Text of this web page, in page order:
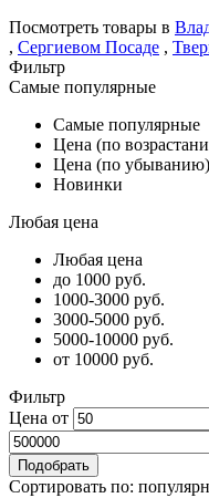
Посмотреть товары в
, Сергиевом Посаде ,
Фильтр
Самые популярные
Самые популярные
Цена (по
Цена (по убыванию)
Новинки
Любая цена
Любая цена
до 1000 руб.
1000-3000 руб.
3000-5000 руб.
5000-10000 руб.
от 10000 руб.
Фильтр
Цена от
Сортировать по: